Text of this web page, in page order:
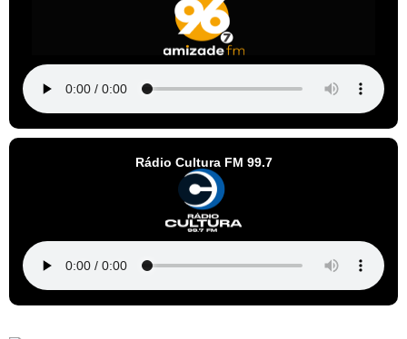
Rádio Cultura FM 99.7